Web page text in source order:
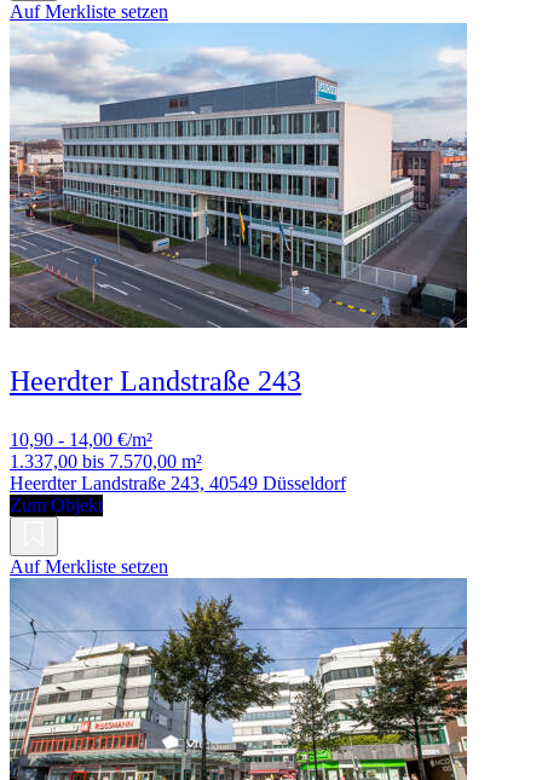
Auf Merkliste setzen
Heerdter Landstraße 243
10,90 - 14,00 €/m²
1.337,00 bis 7.570,00 m²
Heerdter Landstraße 243, 40549 Düsseldorf
Zum Objekt
Auf Merkliste setzen